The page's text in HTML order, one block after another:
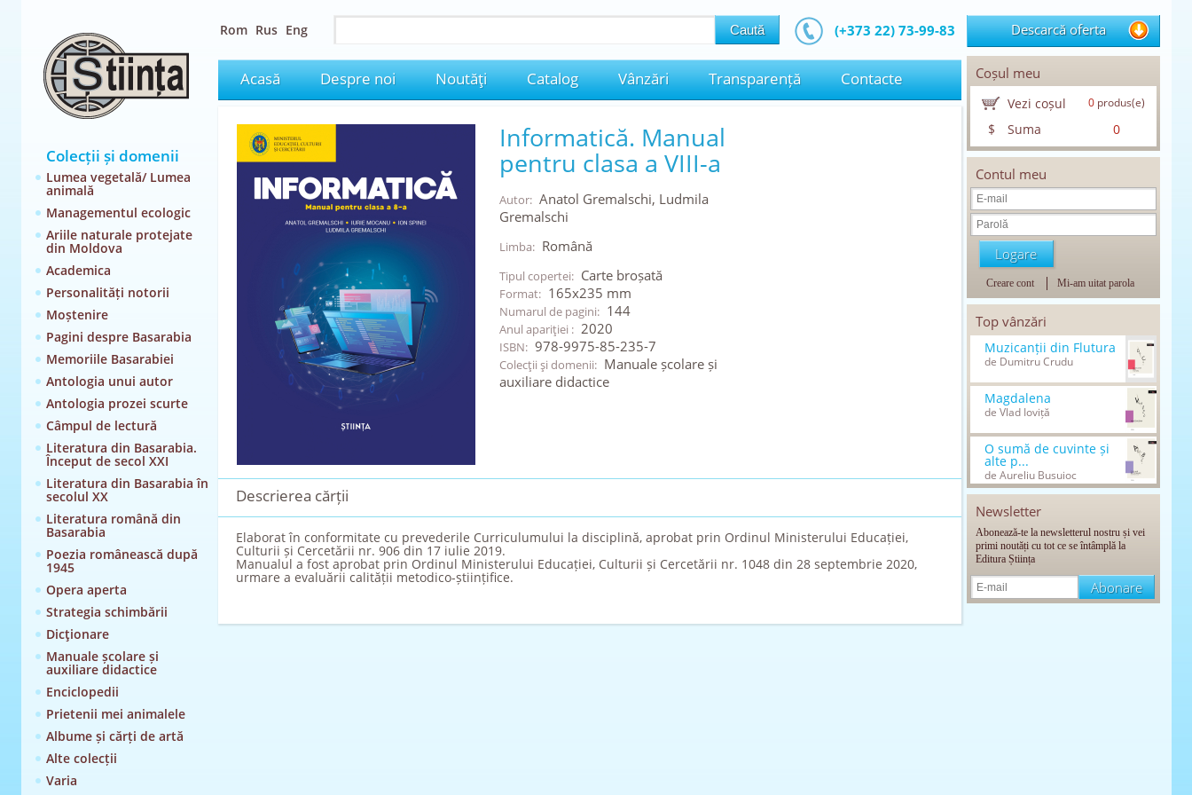
Colecții și domenii
Lumea vegetală/ Lumea
animală
Managementul ecologic
Ariile naturale protejate
din Moldova
Academica
Personalități notorii
Moștenire
Pagini despre Basarabia
Memoriile Basarabiei
Antologia unui autor
Antologia prozei scurte
Câmpul de lectură
Literatura din Basarabia.
Început de secol XXI
Literatura din Basarabia în
secolul XX
Literatura română din
Basarabia
Poezia românească după
1945
Opera aperta
Strategia schimbării
Dicţionare
Manuale școlare și
auxiliare didactice
Enciclopedii
Prietenii mei animalele
Albume și cărți de artă
Alte colecții
Varia
Rom Rus Eng (+373 22) 73-99-83
Acasă Despre noi Noutăţi Catalog Vânzări Transparență Contacte
Informatică. Manual
pentru clasa a VIII-a
Autor: Anatol Gremalschi, Ludmila
Gremalschi
Limba: Română
Tipul copertei: Carte broșată
Format: 165x235 mm
Numarul de pagini: 144
Anul apariţiei : 2020
ISBN: 978-9975-85-235-7
Colecţii şi domenii: Manuale școlare și
auxiliare didactice
Descrierea cărții
Elaborat în conformitate cu prevederile Curriculumului la disciplină, aprobat prin Ordinul Ministerului Educației,
Culturii și Cercetării nr. 906 din 17 iulie 2019.
Manualul a fost aprobat prin Ordinul Ministerului Educației, Culturii și Cercetării nr. 1048 din 28 septembrie 2020,
urmare a evaluării calității metodico-științifice.
Descarcă oferta
Coșul meu
Vezi coșul 0produs(e)
$ Suma 0
Contul meu
Creare cont Mi-am uitat parola
Top vânzări
Muzicanții din Flutura
de Dumitru Crudu
Magdalena
de Vlad Ioviță
O sumă de cuvinte și
alte p...
de Aureliu Busuioc
Newsletter
Abonează-te la newsletterul nostru și vei
primi noutăți cu tot ce se întâmplă la
Editura Știința